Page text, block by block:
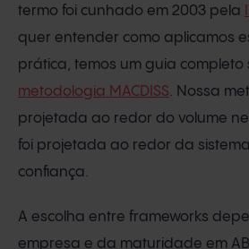
termo foi cunhado em 2003 pela
quer entender como aplicamos
prática, temos um guia completo
metodologia MACDISS. Nossa
projetada ao redor do volume
foi projetada ao redor da
confiança.
A escolha entre frameworks
empresa e da maturidade em